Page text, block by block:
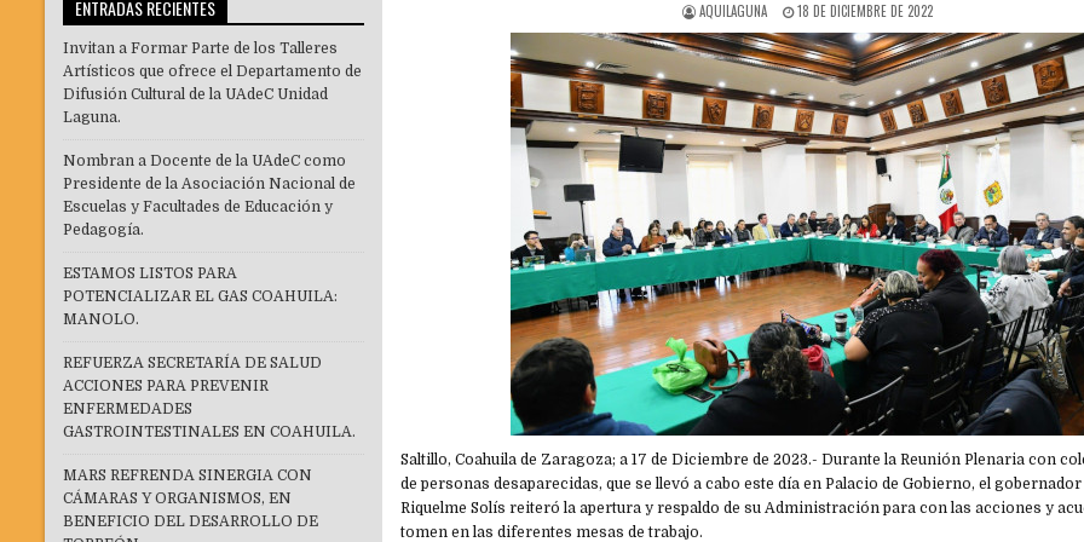
AQUILAGUNA 18 DE DICIEMBRE DE 2022
Saltillo, Coahuila de Zaragoza; a 17 de Diciembre de 2023.- Durante la Reunión Plenaria con
de personas desaparecidas, que se llevó a cabo este día en Palacio de Gobierno, el
Riquelme Solís reiteró la apertura y respaldo de su Administración para con las acciones y
tomen en las diferentes mesas de trabajo.
ENTRADAS RECIENTES
Invitan a Formar Parte de los Talleres
Artísticos que ofrece el Departamento de
Difusión Cultural de la UAdeC Unidad
Laguna.
Nombran a Docente de la UAdeC como
Presidente de la Asociación Nacional de
Escuelas y Facultades de Educación y
Pedagogía.
ESTAMOS LISTOS PARA
POTENCIALIZAR EL GAS COAHUILA:
MANOLO.
REFUERZA SECRETARÍA DE SALUD
ACCIONES PARA PREVENIR
ENFERMEDADES
GASTROINTESTINALES EN COAHUILA.
MARS REFRENDA SINERGIA CON
CÁMARAS Y ORGANISMOS, EN
BENEFICIO DEL DESARROLLO DE